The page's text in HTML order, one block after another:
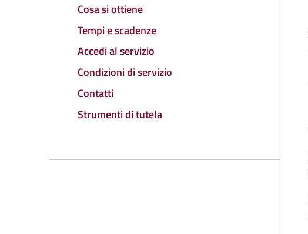
Cosa si ottiene
Tempi e scadenze
Accedi al servizio
Condizioni di servizio
Contatti
Strumenti di tutela